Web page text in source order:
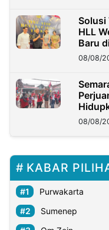
Solusi
HLL
Baru
08/08/
08/08/
KABAR
Purwakarta
Sumenep